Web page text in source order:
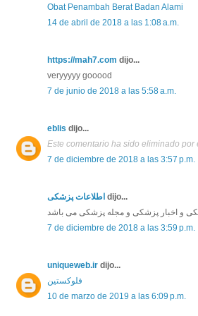
Obat Penambah Berat Badan Alami
14 de abril de 2018 a las 1:08 a.m.
https://mah7.com dijo...
veryyyyy gooood
7 de junio de 2018 a las 5:58 a.m.
eblis dijo...
Este comentario ha sido eliminado por
7 de diciembre de 2018 a las 3:57 p.m.
اطلاعات پزشکی dijo...
7 de diciembre de 2018 a las 3:59 p.m.
uniqueweb.ir dijo...
فلوکستین
10 de marzo de 2019 a las 6:09 p.m.